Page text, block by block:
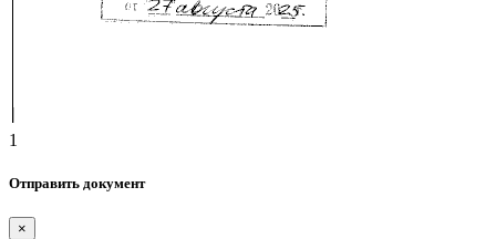
1
Отправить документ
×